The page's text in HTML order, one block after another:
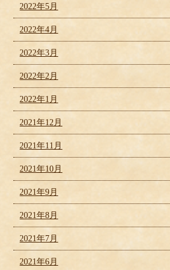
2022年5月
2022年4月
2022年3月
2022年2月
2022年1月
2021年12月
2021年11月
2021年10月
2021年9月
2021年8月
2021年7月
2021年6月